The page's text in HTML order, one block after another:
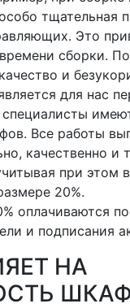
тщательная
Это
сборки.
и
для нас
Все работы
качественно и
при этом
20%.
оплачиваются
и подписания
НА